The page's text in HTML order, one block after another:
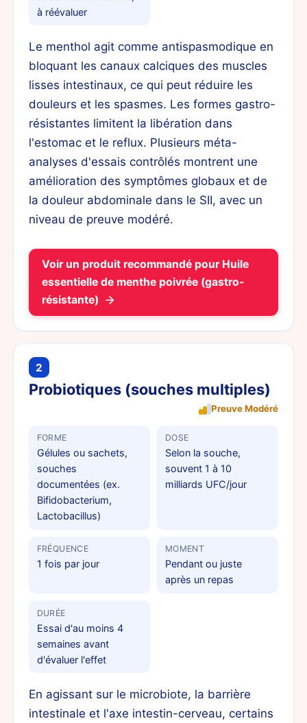
à réévaluer
Le menthol agit comme antispasmodique en
bloquant les canaux calciques des muscles
lisses intestinaux, ce qui peut réduire les
douleurs et les spasmes. Les formes gastro-
résistantes limitent la libération dans
l'estomac et le reflux. Plusieurs méta-
analyses d'essais contrôlés montrent une
amélioration des symptômes globaux et de
la douleur abdominale dans le SII, avec un
niveau de preuve modéré.
Voir un produit recommandé pour Huile
essentielle de menthe poivrée (gastro-
résistante)
2
Probiotiques (souches multiples)
Preuve Modéré
FORME
Gélules ou sachets,
souches
documentées (ex.
Bifidobacterium,
Lactobacillus)
DOSE
Selon la souche,
souvent 1 à 10
milliards UFC/jour
FRÉQUENCE
1 fois par jour
MOMENT
Pendant ou juste
après un repas
DURÉE
Essai d'au moins 4
semaines avant
d'évaluer l'effet
En agissant sur le microbiote, la barrière
intestinale et l'axe intestin-cerveau, certains